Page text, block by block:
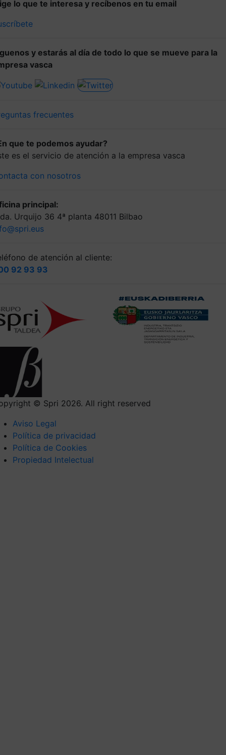
lo que te interesa y recíbenos en tu email
y estarás al día de todo lo que se mueve para la
vasca
frecuentes
que te podemos ayudar?
es el servicio de atención a la empresa vasca
con nosotros
principal:
Urquijo 36 4ª planta 48011 Bilbao
de atención al cliente:
92 93 93
© Spri 2026. All right reserved
Aviso Legal
Política de privacidad
Política de Cookies
Propiedad Intelectual